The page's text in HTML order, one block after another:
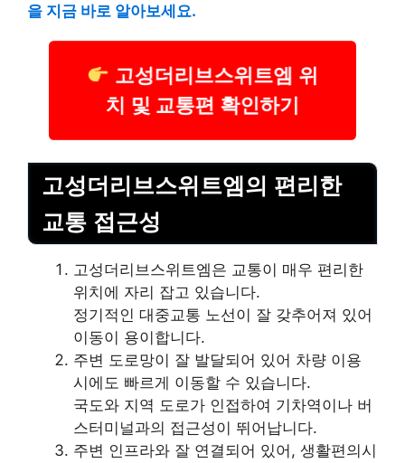
을 지금 바로 알아보세요.
고성더리브스위트엠 위
치 및 교통편 확인하기
고성더리브스위트엠의 편리한
교통 접근성
고성더리브스위트엠은 교통이 매우 편리한
위치에 자리 잡고 있습니다.
정기적인 대중교통 노선이 잘 갖추어져 있어
이동이 용이합니다.
주변 도로망이 잘 발달되어 있어 차량 이용
시에도 빠르게 이동할 수 있습니다.
국도와 지역 도로가 인접하여 기차역이나 버
스터미널과의 접근성이 뛰어납니다.
주변 인프라와 잘 연결되어 있어, 생활편의시